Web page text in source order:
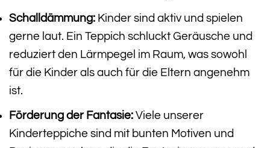
Schalldämmung: Kinder sind aktiv und spielen
gerne laut. Ein Teppich schluckt Geräusche und
reduziert den Lärmpegel im Raum, was sowohl
für die Kinder als auch für die Eltern angenehm
ist.
Förderung der Fantasie: Viele unserer
Kinderteppiche sind mit bunten Motiven und